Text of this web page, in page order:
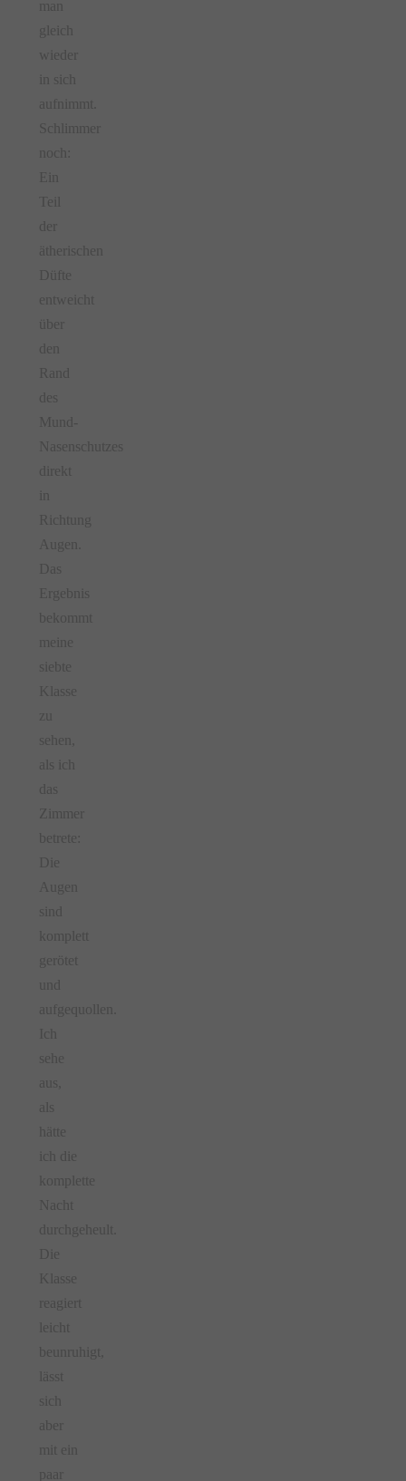
man
gleich
wieder
in sich
aufnimmt.
Schlimmer
noch:
Ein
Teil
der
ätherischen
Düfte
entweicht
über
den
Rand
des
Mund-
Nasenschutzes
direkt
in
Richtung
Augen.
Das
Ergebnis
bekommt
meine
siebte
Klasse
zu
sehen,
als ich
das
Zimmer
betrete:
Die
Augen
sind
komplett
gerötet
und
aufgequollen.
Ich
sehe
aus,
als
hätte
ich die
komplette
Nacht
durchgeheult.
Die
Klasse
reagiert
leicht
beunruhigt,
lässt
sich
aber
mit ein
paar